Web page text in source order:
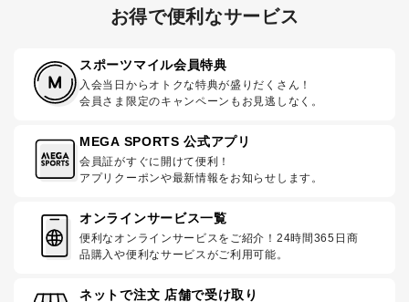
お得で便利なサービス
スポーツマイル会員特典
入会当日からオトクな特典が盛りだくさん！
会員さま限定のキャンペーンもお見逃しなく。
MEGA SPORTS 公式アプリ
会員証がすぐに開けて便利！
アプリクーポンや最新情報をお知らせします。
オンラインサービス一覧
便利なオンラインサービスをご紹介！24時間365日商
品購入や便利なサービスがご利用可能。
ネットで注文 店舗で受け取り